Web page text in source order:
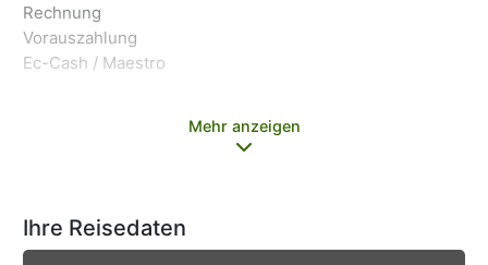
Rechnung
Vorauszahlung
Ec-Cash / Maestro
Mehr anzeigen
Ihre Reisedaten